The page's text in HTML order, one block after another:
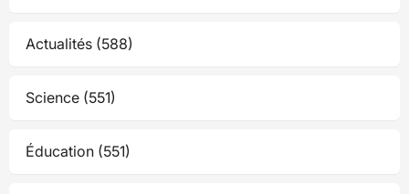
Actualités (588)
Science (551)
Éducation (551)